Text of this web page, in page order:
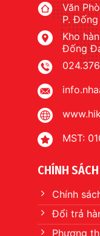
Văn
P.
Kho
Đống
MST:
CHÍNH
Chính
Đổi trả
Phương